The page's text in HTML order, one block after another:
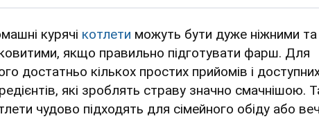
курячі котлети можуть бути дуже ніжними та
якщо правильно підготувати фарш. Для
достатньо кількох простих прийомів і
які зроблять страву значно смачнішою.
чудово підходять для сімейного обіду або